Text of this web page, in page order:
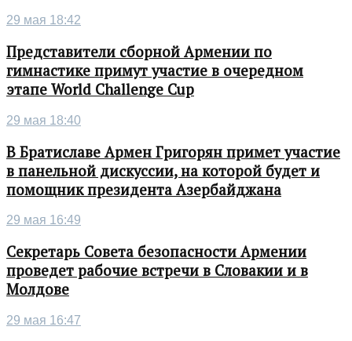
29 мая 18:42
Представители сборной Армении по
гимнастике примут участие в очередном
этапе World Challenge Cup
29 мая 18:40
В Братиславе Армен Григорян примет участие
в панельной дискуссии, на которой будет и
помощник президента Азербайджана
29 мая 16:49
Секретарь Совета безопасности Армении
проведет рабочие встречи в Словакии и в
Молдове
29 мая 16:47